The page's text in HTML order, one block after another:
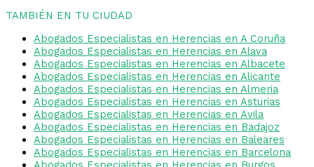
TAMBIÉN EN TU CIUDAD
Abogados Especialistas en Herencias en A Coruña
Abogados Especialistas en Herencias en Alava
Abogados Especialistas en Herencias en Albacete
Abogados Especialistas en Herencias en Alicante
Abogados Especialistas en Herencias en Almeria
Abogados Especialistas en Herencias en Asturias
Abogados Especialistas en Herencias en Avila
Abogados Especialistas en Herencias en Badajoz
Abogados Especialistas en Herencias en Baleares
Abogados Especialistas en Herencias en Barcelona